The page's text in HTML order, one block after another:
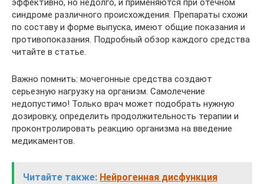
эффективно, но недолго, и применяются при отечном
синдроме различного происхождения. Препараты схожи
по составу и форме выпуска, имеют общие показания и
противопоказания. Подробный обзор каждого средства
читайте в статье.
Важно помнить: мочегонные средства создают
серьезную нагрузку на организм. Самолечение
недопустимо! Только врач может подобрать нужную
дозировку, определить продолжительность терапии и
проконтролировать реакцию организма на введение
медикаментов.
Читайте также: Нейрогенная дисфункция